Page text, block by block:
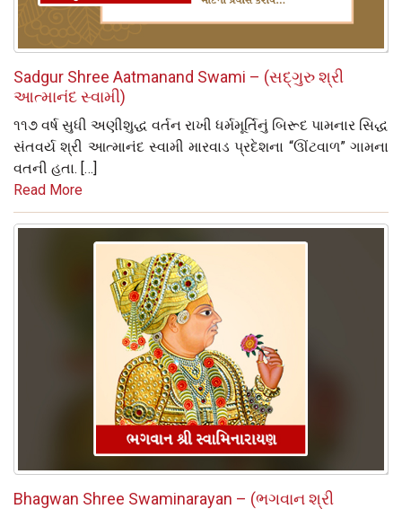
Sadgur Shree Aatmanand Swami – (સદ્‌ગુરુ શ્રી
આત્માનંદ સ્વામી)
૧૧૭ વર્ષ સુધી અણીશુદ્ધ વર્તન રાખી ધર્મમૂર્તિનું બિરૂદ પામનાર સિદ્ધ
સંતવર્ય શ્રી આત્માનંદ સ્વામી મારવાડ પ્રદેશના “ઊંટવાળ” ગામના
વતની હતા. […]
Read More
Bhagwan Shree Swaminarayan – (ભગવાન શ્રી